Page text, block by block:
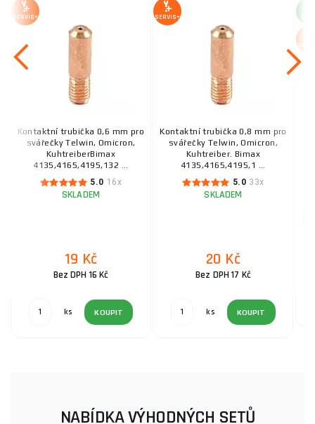
SERVIS+
Kontaktní trubička 0,6 mm pro
svářečky Telwin, Omicron,
KuhtreiberBimax
4135,4165,4195,132 ...
5.0 16x
SKLADEM
19 Kč
Bez DPH 16 Kč
ks KOUPIT
SERVIS+
Kontaktní trubička 0,8 mm pro
svářečky Telwin, Omicron,
Kuhtreiber. Bimax
4135,4165,4195,1 ...
5.0 33x
SKLADEM
20 Kč
Bez DPH 17 Kč
ks KOUPIT
NABÍDKA VÝHODNÝCH SETŮ